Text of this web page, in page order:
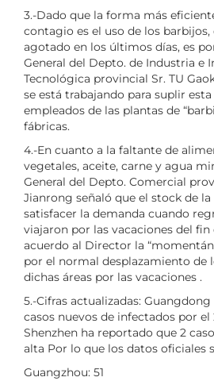
3.-Dado que la forma más
contagio es el uso de los barbijos,
agotado en los últimos días, es
General del Depto. de Industria e
Tecnológica provincial Sr. TU
se está trabajando para suplir
empleados de las plantas de
fábricas.
4.-En cuanto a la faltante de
vegetales, aceite, carne y agua
General del Depto. Comercial
Jianrong señaló que el stock de
satisfacer la demanda cuando
viajaron por las vacaciones del fin
acuerdo al Director la
por el normal desplazamiento de
dichas áreas por las vacaciones .
5.-Cifras actualizadas:
casos nuevos de infectados por el
Shenzhen ha reportado que 2
alta Por lo que los datos oficiales
Guangzhou: 51